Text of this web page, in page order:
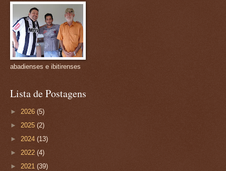
abadienses e ibitirenses
Lista de Postagens
► 2026 (5)
► 2025 (2)
► 2024 (13)
► 2022 (4)
► 2021 (39)